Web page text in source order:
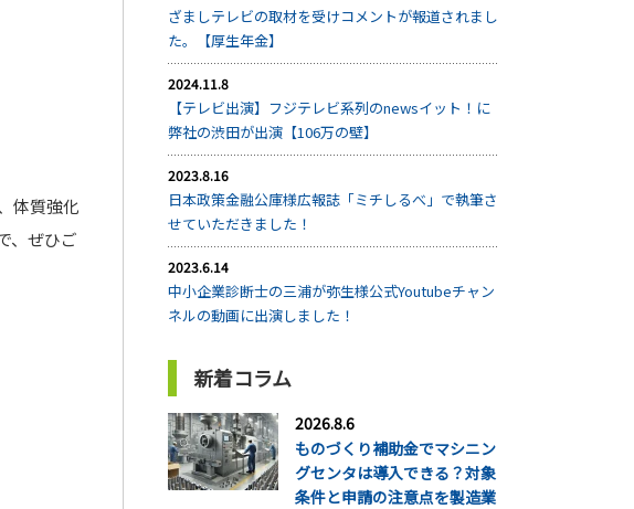
体質強化
、ぜひご
ざましテレビの取材を受けコメントが報道されまし
た。【厚生年金】
2024.11.8
【テレビ出演】フジテレビ系列のnewsイット！に
弊社の渋田が出演【106万の壁】
2023.8.16
日本政策金融公庫様広報誌「ミチしるべ」で執筆さ
せていただきました！
2023.6.14
中小企業診断士の三浦が弥生様公式Youtubeチャン
ネルの動画に出演しました！
新着コラム
2026.8.6
ものづくり補助金でマシニン
グセンタは導入できる？対象
条件と申請の注意点を製造業